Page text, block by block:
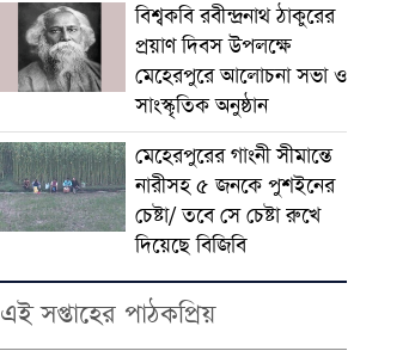
বিশ্বকবি রবীন্দ্রনাথ ঠাকুরের
প্রয়াণ দিবস উপলক্ষে
মেহেরপুরে আলোচনা সভা ও
সাংস্কৃতিক অনুষ্ঠান
মেহেরপুরের গাংনী সীমান্তে
নারীসহ ৫ জনকে পুশইনের
চেষ্টা/ তবে সে চেষ্টা রুখে
দিয়েছে বিজিবি
এই সপ্তাহের পাঠকপ্রিয়